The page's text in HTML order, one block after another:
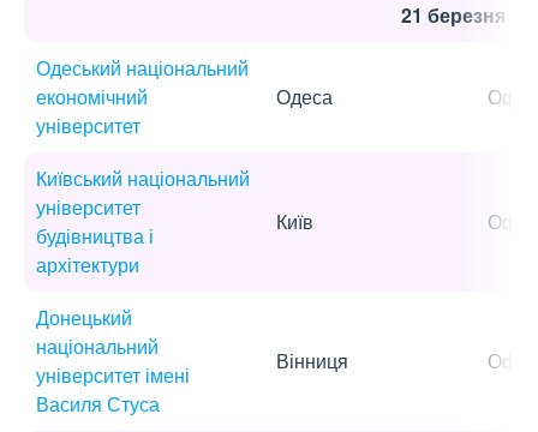
21 березня
Одеський національний
економічний
університет
Одеса
Київський національний
університет
будівництва і
архітектури
Київ
Донецький
національний
університет імені
Василя Стуса
Вінниця